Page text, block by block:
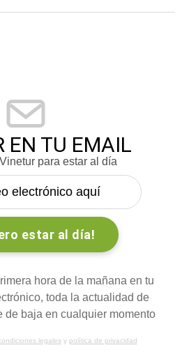
EN TU EMAIL
para estar al día
hora de la mañana en tu
toda la actualidad de
de baja en cualquier momento
legalesy política de privacidad